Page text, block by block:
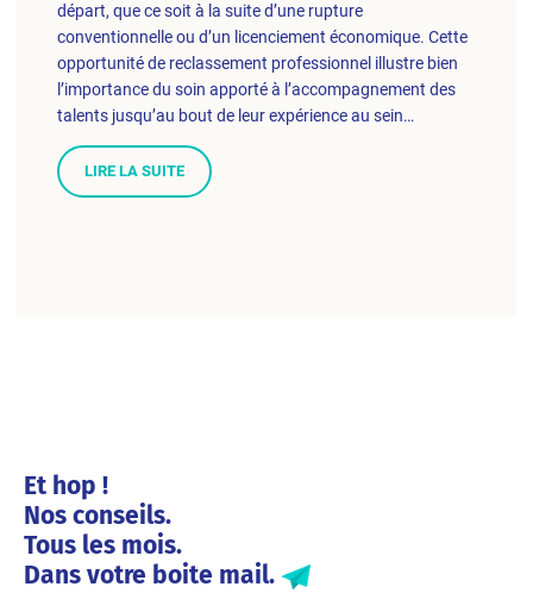
départ, que ce soit à la suite d’une rupture
conventionnelle ou d’un licenciement économique. Cette
opportunité de reclassement professionnel illustre bien
l’importance du soin apporté à l’accompagnement des
talents jusqu’au bout de leur expérience au sein…
LIRE LA SUITE
Et hop !
Nos conseils.
Tous les mois.
Dans votre boite mail.